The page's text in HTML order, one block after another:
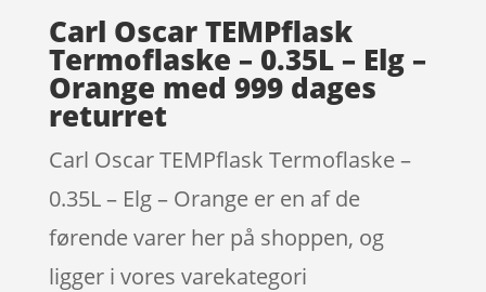
Carl Oscar TEMPflask
Termoflaske – 0.35L – Elg –
Orange med 999 dages
returret
Carl Oscar TEMPflask Termoflaske –
0.35L – Elg – Orange er en af de
førende varer her på shoppen, og
ligger i vores varekategori